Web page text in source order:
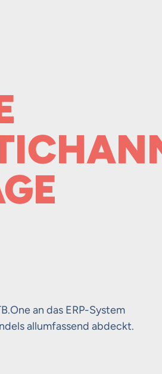
an das ERP-System
allumfassend abdeckt.